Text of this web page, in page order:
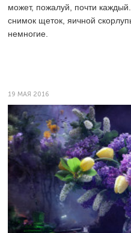
может, пожалуй, почти
снимок щеток, яичной
немногие.
19 МАЯ 2016